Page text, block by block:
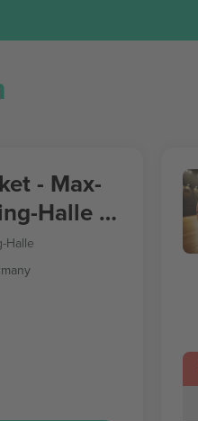
- Max-
Halle -
World
Halle